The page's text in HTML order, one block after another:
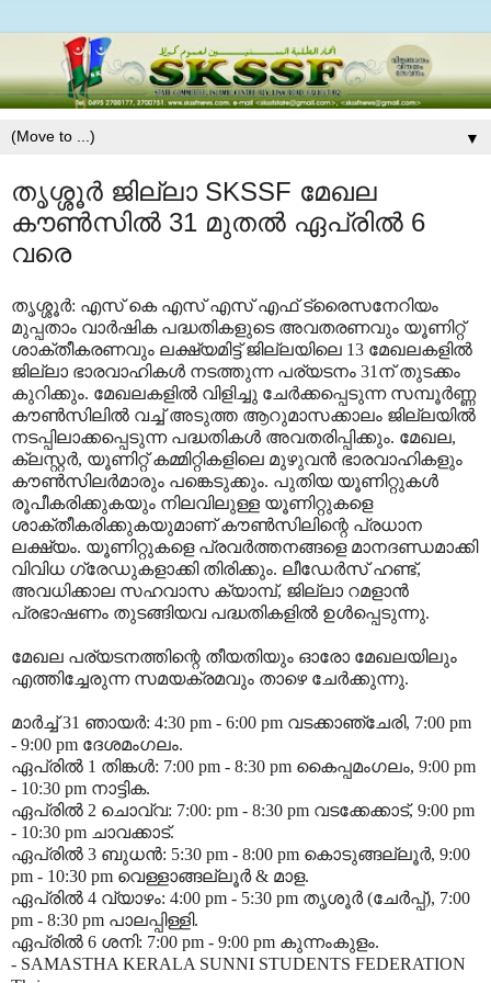
▼
തൃശ്ശൂർ ജില്ലാ SKSSF മേഖല
കൗൺസിൽ 31 മുതൽ ഏപ്രിൽ 6
വരെ
തൃശ്ശൂർ: എസ് കെ എസ് എസ് എഫ് ട്രൈസനേറിയം
മുപ്പതാം വാർഷിക പദ്ധതികളുടെ അവതരണവും യൂണിറ്റ്
ശാക്തീകരണവും ലക്ഷ്യമിട്ട് ജില്ലയിലെ 13 മേഖലകളിൽ
ജില്ലാ ഭാരവാഹികൾ നടത്തുന്ന പര്യടനം 31ന് തുടക്കം
കുറിക്കും. മേഖലകളിൽ വിളിച്ചു ചേർക്കപ്പെടുന്ന സമ്പൂർണ്ണ
കൗൺസിലിൽ വച്ച് അടുത്ത ആറുമാസക്കാലം ജില്ലയിൽ
നടപ്പിലാക്കപ്പെടുന്ന പദ്ധതികൾ അവതരിപ്പിക്കും. മേഖല,
ക്ലസ്റ്റർ, യൂണിറ്റ് കമ്മിറ്റികളിലെ മുഴുവൻ ഭാരവാഹികളും
കൗൺസിലർമാരും പങ്കെടുക്കും. പുതിയ യൂണിറ്റുകൾ
രൂപീകരിക്കുകയും നിലവിലുള്ള യൂണിറ്റുകളെ
ശാക്തീകരിക്കുകയുമാണ് കൗൺസിലിന്റെ പ്രധാന
ലക്ഷ്യം. യൂണിറ്റുകളെ പ്രവർത്തനങ്ങളെ മാനദണ്ഡമാക്കി
വിവിധ ഗ്രേഡുകളാക്കി തിരിക്കും. ലീഡേർസ് ഹണ്ട്,
അവധിക്കാല സഹവാസ ക്യാമ്പ്, ജില്ലാ റമളാൻ
പ്രഭാഷണം തുടങ്ങിയവ പദ്ധതികളിൽ ഉൾപ്പെടുന്നു.
മേഖല പര്യടനത്തിന്റെ തീയതിയും ഓരോ മേഖലയിലും
എത്തിച്ചേരുന്ന സമയക്രമവും താഴെ ചേർക്കുന്നു.
മാർച്ച് 31 ഞായർ: 4:30 pm - 6:00 pm വടക്കാഞ്ചേരി, 7:00 pm
- 9:00 pm ദേശമംഗലം.
ഏപ്രിൽ 1 തിങ്കൾ: 7:00 pm - 8:30 pm കൈപ്പമംഗലം, 9:00 pm
- 10:30 pm നാട്ടിക.
ഏപ്രിൽ 2 ചൊവ്വ: 7:00: pm - 8:30 pm വടക്കേക്കാട്, 9:00 pm
- 10:30 pm ചാവക്കാട്.
ഏപ്രിൽ 3 ബുധൻ: 5:30 pm - 8:00 pm കൊടുങ്ങല്ലൂർ, 9:00
pm - 10:30 pm വെള്ളാങ്ങല്ലൂർ & മാള.
ഏപ്രിൽ 4 വ്യാഴം: 4:00 pm - 5:30 pm തൃശൂർ (ചേർപ്പ്), 7:00
pm - 8:30 pm പാലപ്പിള്ളി.
ഏപ്രിൽ 6 ശനി: 7:00 pm - 9:00 pm കുന്നംകുളം.
- SAMASTHA KERALA SUNNI STUDENTS FEDERATION